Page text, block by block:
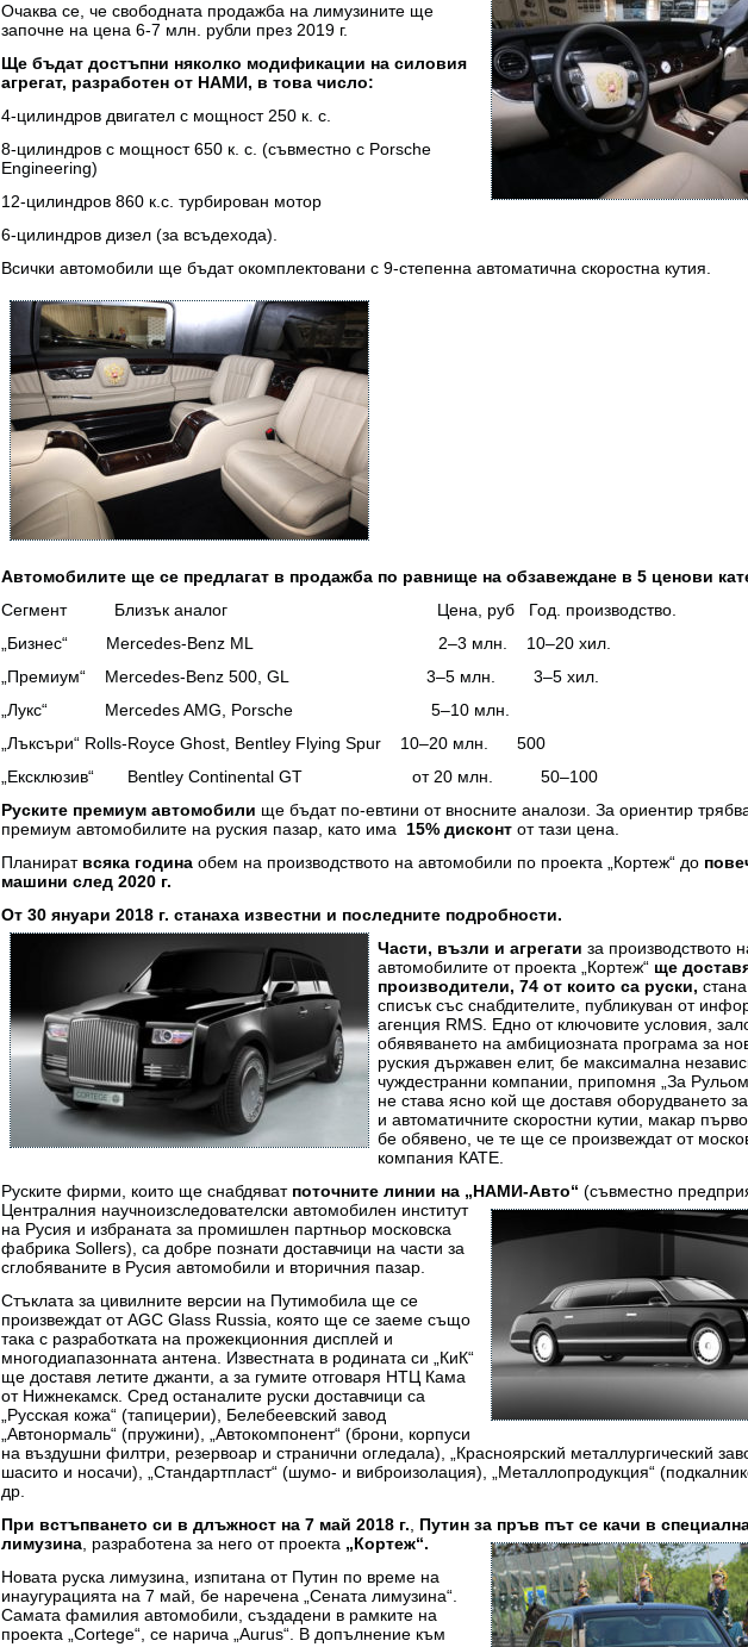
Очаква се, че свободната продажба на лимузините ще
започне на цена 6-7 млн. рубли през 2019 г.
Ще бъдат достъпни няколко модификации на силовия
агрегат, разработен от НАМИ, в това число:
4-цилиндров двигател с мощност 250 к. с.
8-цилиндров с мощност 650 к. с. (съвместно с Porsche
Engineering)
12-цилиндров 860 к.с. турбирован мотор
6-цилиндров дизел (за всъдехода).
Всички автомобили ще бъдат окомплектовани с 9-степенна автоматична скоростна кутия.
Автомобилите ще се предлагат в продажба по равнище на обзавеждане в 5 ценови
Сегмент Близък аналог Цена, руб Год. производство.
„Бизнес“ Mercedes-Benz ML 2–3 млн. 10–20 хил.
„Премиум“ Mercedes-Benz 500, GL 3–5 млн. 3–5 хил.
„Лукс“ Mercedes AMG, Porsche 5–10 млн.
„Лъксъри“ Rolls-Royce Ghost, Bentley Flying Spur 10–20 млн. 500
„Ексклюзив“ Bentley Continental GT от 20 млн. 50–100
Руските премиум автомобили ще бъдат по-евтини от вносните аналози. За ориентир
премиум автомобилите на руския пазар, като има 15% дисконт от тази цена.
Планиратвсяка година обем на производството на автомобили по проекта „Кортеж“ до
машини след 2020 г.
От 30 януари 2018 г. станаха известни и последните подробности.
Части, възли и агрегати за производството
автомобилите от проекта „Кортеж“ ще
производители, 74 от които са руски,
списък със снабдителите, публикуван от
агенция RMS. Едно от ключовите условия,
обявяването на амбициозната програма за
руския държавен елит, бе максимална
чуждестранни компании, припомня „За
не става ясно кой ще доставя оборудването
и автоматичните скоростни кутии, макар
бе обявено, че те ще се произвеждат от
компания КАТЕ.
Руските фирми, които ще снабдяватпоточните линии на „НАМИ-Авто“ (съвместно
Централния научноизследователски автомобилен институт
на Русия и избраната за промишлен партньор московска
фабрика Sollers), са добре познати доставчици на части за
сглобяваните в Русия автомобили и вторичния пазар.
Стъклата за цивилните версии на Путимобила ще се
произвеждат от AGC Glass Russia, която ще се заеме също
така с разработката на прожекционния дисплей и
многодиапазонната антена. Известната в родината си „КиК“
ще доставя летите джанти, а за гумите отговаря НТЦ Кама
от Нижнекамск. Сред останалите руски доставчици са
„Русская кожа“ (тапицерии), Белебеевский завод
„Автонормаль“ (пружини), „Автокомпонент“ (брони, корпуси
на въздушни филтри, резервоар и странични огледала), „Красноярский металлургический
шасито и носачи), „Стандартпласт“ (шумо- и виброизолация), „Металлопродукция“
др.
При встъпването си в длъжност на 7 май 2018 г.
Путин за пръв път се качи в
лимузина , разработена за него от проекта „Кортеж“.
Новата руска лимузина, изпитана от Путин по време на
инаугурацията на 7 май, бе наречена „Сената лимузина“.
Самата фамилия автомобили, създадени в рамките на
проекта „Cortege“, се нарича „Aurus“. В допълнение към